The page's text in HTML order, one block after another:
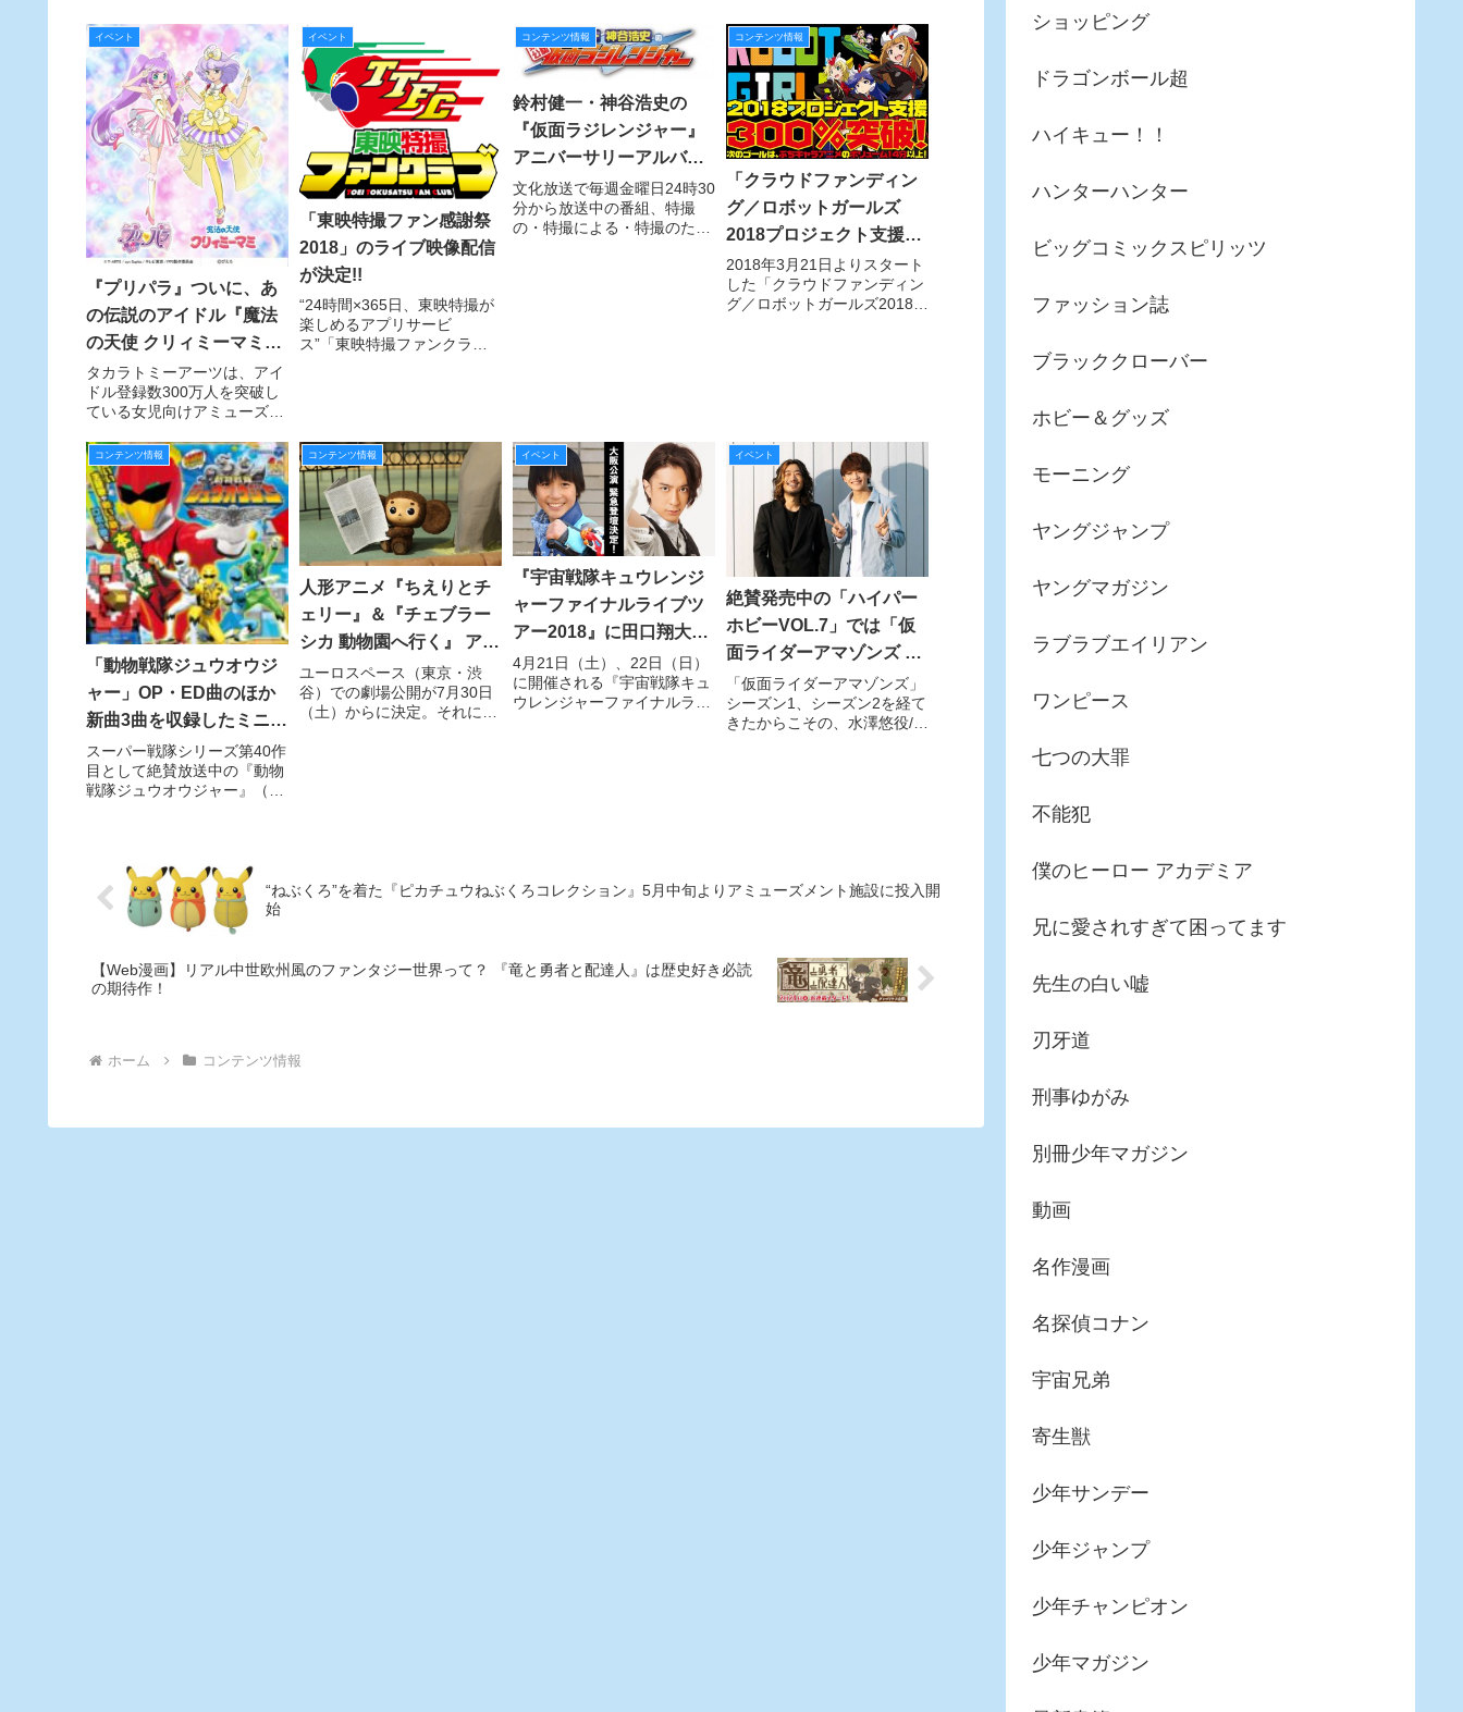
イベント
『プリパラ』ついに、あ
の伝説のアイドル『魔法
の天使 クリィミーマミ』
とのコラボスタート！
タカラトミーアーツは、アイ
ドル登録数300万人を突破し
ている女児向けアミューズメ
ーム新弾「神４弾」を10月6
日（木）から稼動開始し、こ
の中で“伝説のアイドルアニ
メ”『魔法の天使 クリィミー
マミ』とのコラボレーション
イベント
「東映特撮ファン感謝祭
2018」のライブ映像配信
が決定!!
“24時間×365日、東映特撮が
楽しめるアプリサービ
ス”「東映特撮ファンクラブ
ライブ映像が生配信されるこ
とが決定した！
コンテンツ情報
鈴村健一・神谷浩史の
『仮面ラジレンジャー』
アニバーサリーアルバム
制作決定！ 稲田徹さん、
関智一さん、杉田智和さ
んも参加決定
文化放送で毎週金曜日24時30
分から放送中の番組、特撮
の・特撮による・特撮のため
コンテンツ情報
「クラウドファンディン
グ／ロボットガールズ
2018プロジェクト支援」
開始わずか1時間20分で
第一目標を達成！ さら
に第二目標＆追加リター
2018年3月21日よりスタート
した「クラウドファンディン
グ／ロボットガールズ2018プ
コンテンツ情報
「動物戦隊ジュウオウジ
ャー」OP・ED曲のほか
新曲3曲を収録したミニア
ルバム第1弾が4/27に発
売！
スーパー戦隊シリーズ第40作
目として絶賛放送中の『動物
戦隊ジュウオウジャー』（毎
されます！ もちろん歌詞カ
ードが絵本になったコロちゃ
んパックも同時発売！
コンテンツ情報
人形アニメ『ちえりとチ
ェリー』＆『チェブラー
シカ 動物園へ行く』 アニ
メイト池袋本店での特別
上映会の開催が決定！
ユーロスペース（東京・渋
谷）での劇場公開が7月30日
（土）からに決定。それに先
イベント
『宇宙戦隊キュウレンジ
ャーファイナルライブツ
アー2018』に田口翔大＆
松本寛也が登壇決定！
4月21日（土）、22日（日）
に開催される『宇宙戦隊キュ
ウレンジャーファイナルライ
イベント
絶賛発売中の「ハイパー
ホビーVOL.7」では「仮
面ライダーアマゾンズ シ
ーズン2」Blu-ray発売を
記念して藤田富さんと谷
口賢志さん対談を掲載
「仮面ライダーアマゾンズ」
シーズン1、シーズン2を経て
きたからこその、水澤悠役/藤
“ねぶくろ”を着た『ピカチュウねぶくろコレクション』5月中旬よりアミューズメント施設に投入開
始
【Web漫画】リアル中世欧州風のファンタジー世界って？ 『竜と勇者と配達人』は歴史好き必読
の期待作！
ホーム コンテンツ情報
ショッピング
ドラゴンボール超
ハイキュー！！
ハンターハンター
ビッグコミックスピリッツ
ファッション誌
ブラッククローバー
ホビー＆グッズ
モーニング
ヤングジャンプ
ヤングマガジン
ラブラブエイリアン
ワンピース
七つの大罪
不能犯
僕のヒーロー アカデミア
兄に愛されすぎて困ってます
先生の白い嘘
刃牙道
刑事ゆがみ
別冊少年マガジン
動画
名作漫画
名探偵コナン
宇宙兄弟
寄生獣
少年サンデー
少年ジャンプ
少年チャンピオン
少年マガジン